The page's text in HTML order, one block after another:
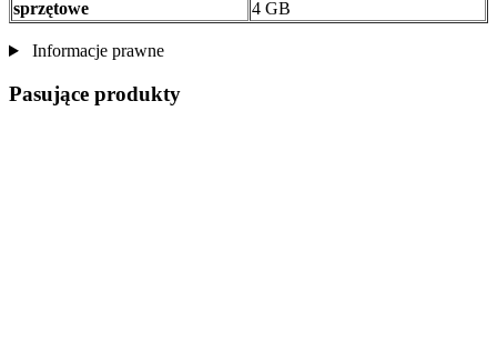
sprzętowe
4 GB
Informacje prawne
Pasujące produkty